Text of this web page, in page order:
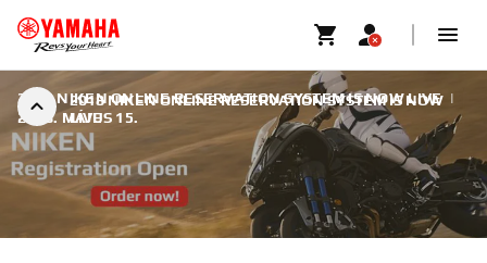
2018 NIKEN ONLINE RESERVATION SYSTEM IS NOW
LIVE
2018 NIKEN ONLINE RESERVATION SYSTEM IS NOW LIVE |
2018. MÁJUS 15.